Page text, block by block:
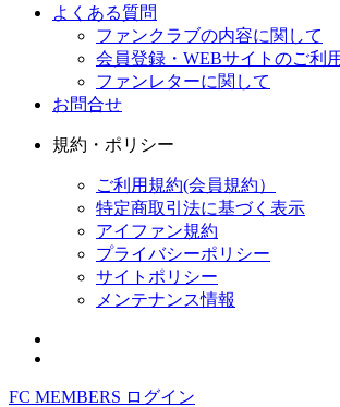
よくある質問
ファンクラブの内容に関して
会員登録・WEBサイトのご利
ファンレターに関して
お問合せ
規約・ポリシー
ご利用規約(会員規約）
特定商取引法に基づく表示
アイファン規約
プライバシーポリシー
サイトポリシー
メンテナンス情報
FC MEMBERS ログイン